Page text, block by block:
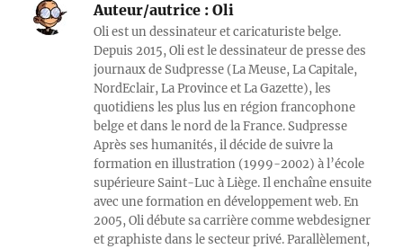
Auteur/autrice : Oli
Oli est un dessinateur et caricaturiste belge.
Depuis 2015, Oli est le dessinateur de presse des
journaux de Sudpresse (La Meuse, La Capitale,
NordEclair, La Province et La Gazette), les
quotidiens les plus lus en région francophone
belge et dans le nord de la France. Sudpresse
Après ses humanités, il décide de suivre la
formation en illustration (1999-2002) à l’école
supérieure Saint-Luc à Liège. Il enchaîne ensuite
avec une formation en développement web. En
2005, Oli débute sa carrière comme webdesigner
et graphiste dans le secteur privé. Parallèlement,